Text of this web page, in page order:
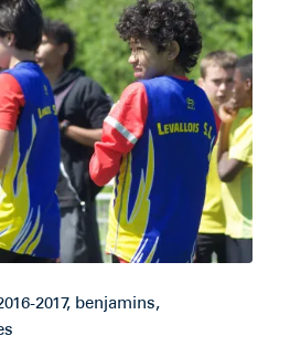
2017, benjamins,